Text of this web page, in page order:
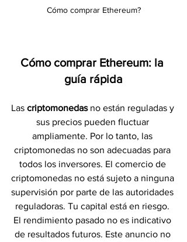
Cómo comprar Ethereum?
Cómo comprar Ethereum: la
guía rápida
Las criptomonedas no están reguladas y
sus precios pueden fluctuar
ampliamente. Por lo tanto, las
criptomonedas no son adecuadas para
todos los inversores. El comercio de
criptomonedas no está sujeto a ninguna
supervisión por parte de las autoridades
reguladoras. Tu capital está en riesgo.
El rendimiento pasado no es indicativo
de resultados futuros. Este anuncio no